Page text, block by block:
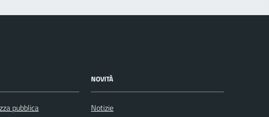
pubblica
NOVITÀ
Notizie